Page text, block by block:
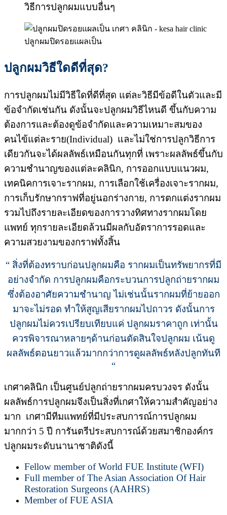
วิธีการปลูกผมแบบอื่นๆ
ปลูกผมปิดรอยแผลเป็น
ปลูกผมวิธีใดดีที่สุด?
การปลูกผมไม่มีวิธีใดที่ดีที่สุด แต่ละวิธีมีข้อดีในตัวและมี
ข้อจำกัดเช่นกัน ดังนั้นจะปลูกผมวิธีไหนดี ขึ้นกับความ
ต้องการและต้องดูข้อจำกัดและความเหมาะสมของ
คนไข้แต่ละราย(Individual) และไม่ใช่การปลูกวิธีการ
เดียวกันจะได้ผลลัพธ์เหมือนกันทุกที่ เพราะผลลัพธ์ขึ้นกับ
ความชำนาญของแต่ละคลินิก, การออกแบบแนวผม,
เทคนิคการเจาะรากผม, การเลือกใช้เครื่องเจาะรากผม,
การเก็บรักษากราฟที่อยู่นอกร่างกาย, การตกแต่งรากผม
รวมไปถึงรายละเอียดของการวางทิศทางรากผมโดย
แพทย์ ทุกรายละเอียดล้วนมีผลกับอัตราการรอดและ
ความสวยงามของกราฟทั้งสิ้น
“ สิ่งที่ต้องทราบก่อนปลูกผมคือ รากผมเป็นทรัพยากรที่มี
อย่างจำกัด การปลูกผมคือกระบวนการปลูกถ่ายรากผม
ซึ่งต้องอาศัยความชำนาญ ไม่เช่นนั้นรากผมที่ย้ายออก
มาจะไม่รอด ทำให้สูญเสียรากผมไปถาวร ดังนั้นการ
ปลูกผมไม่ควรเปรียบเทียบแค่ ปลูกผมราคาถูก เท่านั้น
ควรพิจารณาหลายๆด้านก่อนตัดสินใจปลูกผม เน้นดู
ผลลัพธ์ตอนยาวแล้วมากกว่าการดูผลลัพธ์หลังปลูกทันที
“
เกศาคลินิก เป็นศูนย์ปลูกถ่ายรากผมครบวงจร ดังนั้น
ผลลัพธ์การปลูกผมจึงเป็นสิ่งที่เกศาให้ความสำคัญอย่าง
มาก เกศามีทีมแพทย์ที่มีประสบการณ์การปลูกผม
มากกว่า 5 ปี การันตรีประสบการณ์ด้วยสมาชิกองค์กร
ปลูกผมระดับนานาชาติดังนี้
Fellow member of World FUE Institute (WFI)
Full member of The Asian Association Of Hair
Restoration Surgeons (AAHRS)
Member of FUE ASIA